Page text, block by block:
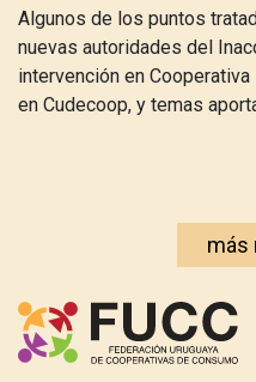
Algunos de los puntos
nuevas autoridades del
intervención en
en Cudecoop, y temas
más